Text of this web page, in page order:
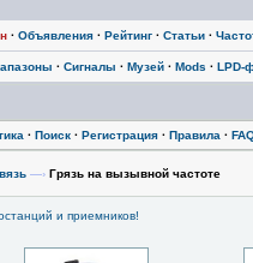
· Объявления · Рейтинг · Статьи ·
· Сигналы · Музей · Mods · LPD-
· Поиск · Регистрация · Правила ·
—› Грязь на вызывной частоте
и приемников!